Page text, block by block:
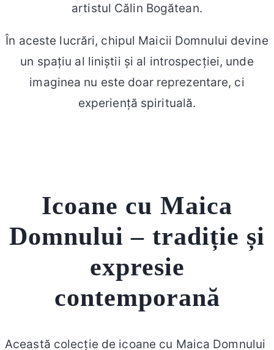
artistul Călin Bogătean.
În aceste lucrări, chipul Maicii Domnului devine
un spațiu al liniștii și al introspecției, unde
imaginea nu este doar reprezentare, ci
experiență spirituală.
Icoane cu Maica
Domnului – tradiție și
expresie
contemporană
Această colecție de icoane cu Maica Domnului